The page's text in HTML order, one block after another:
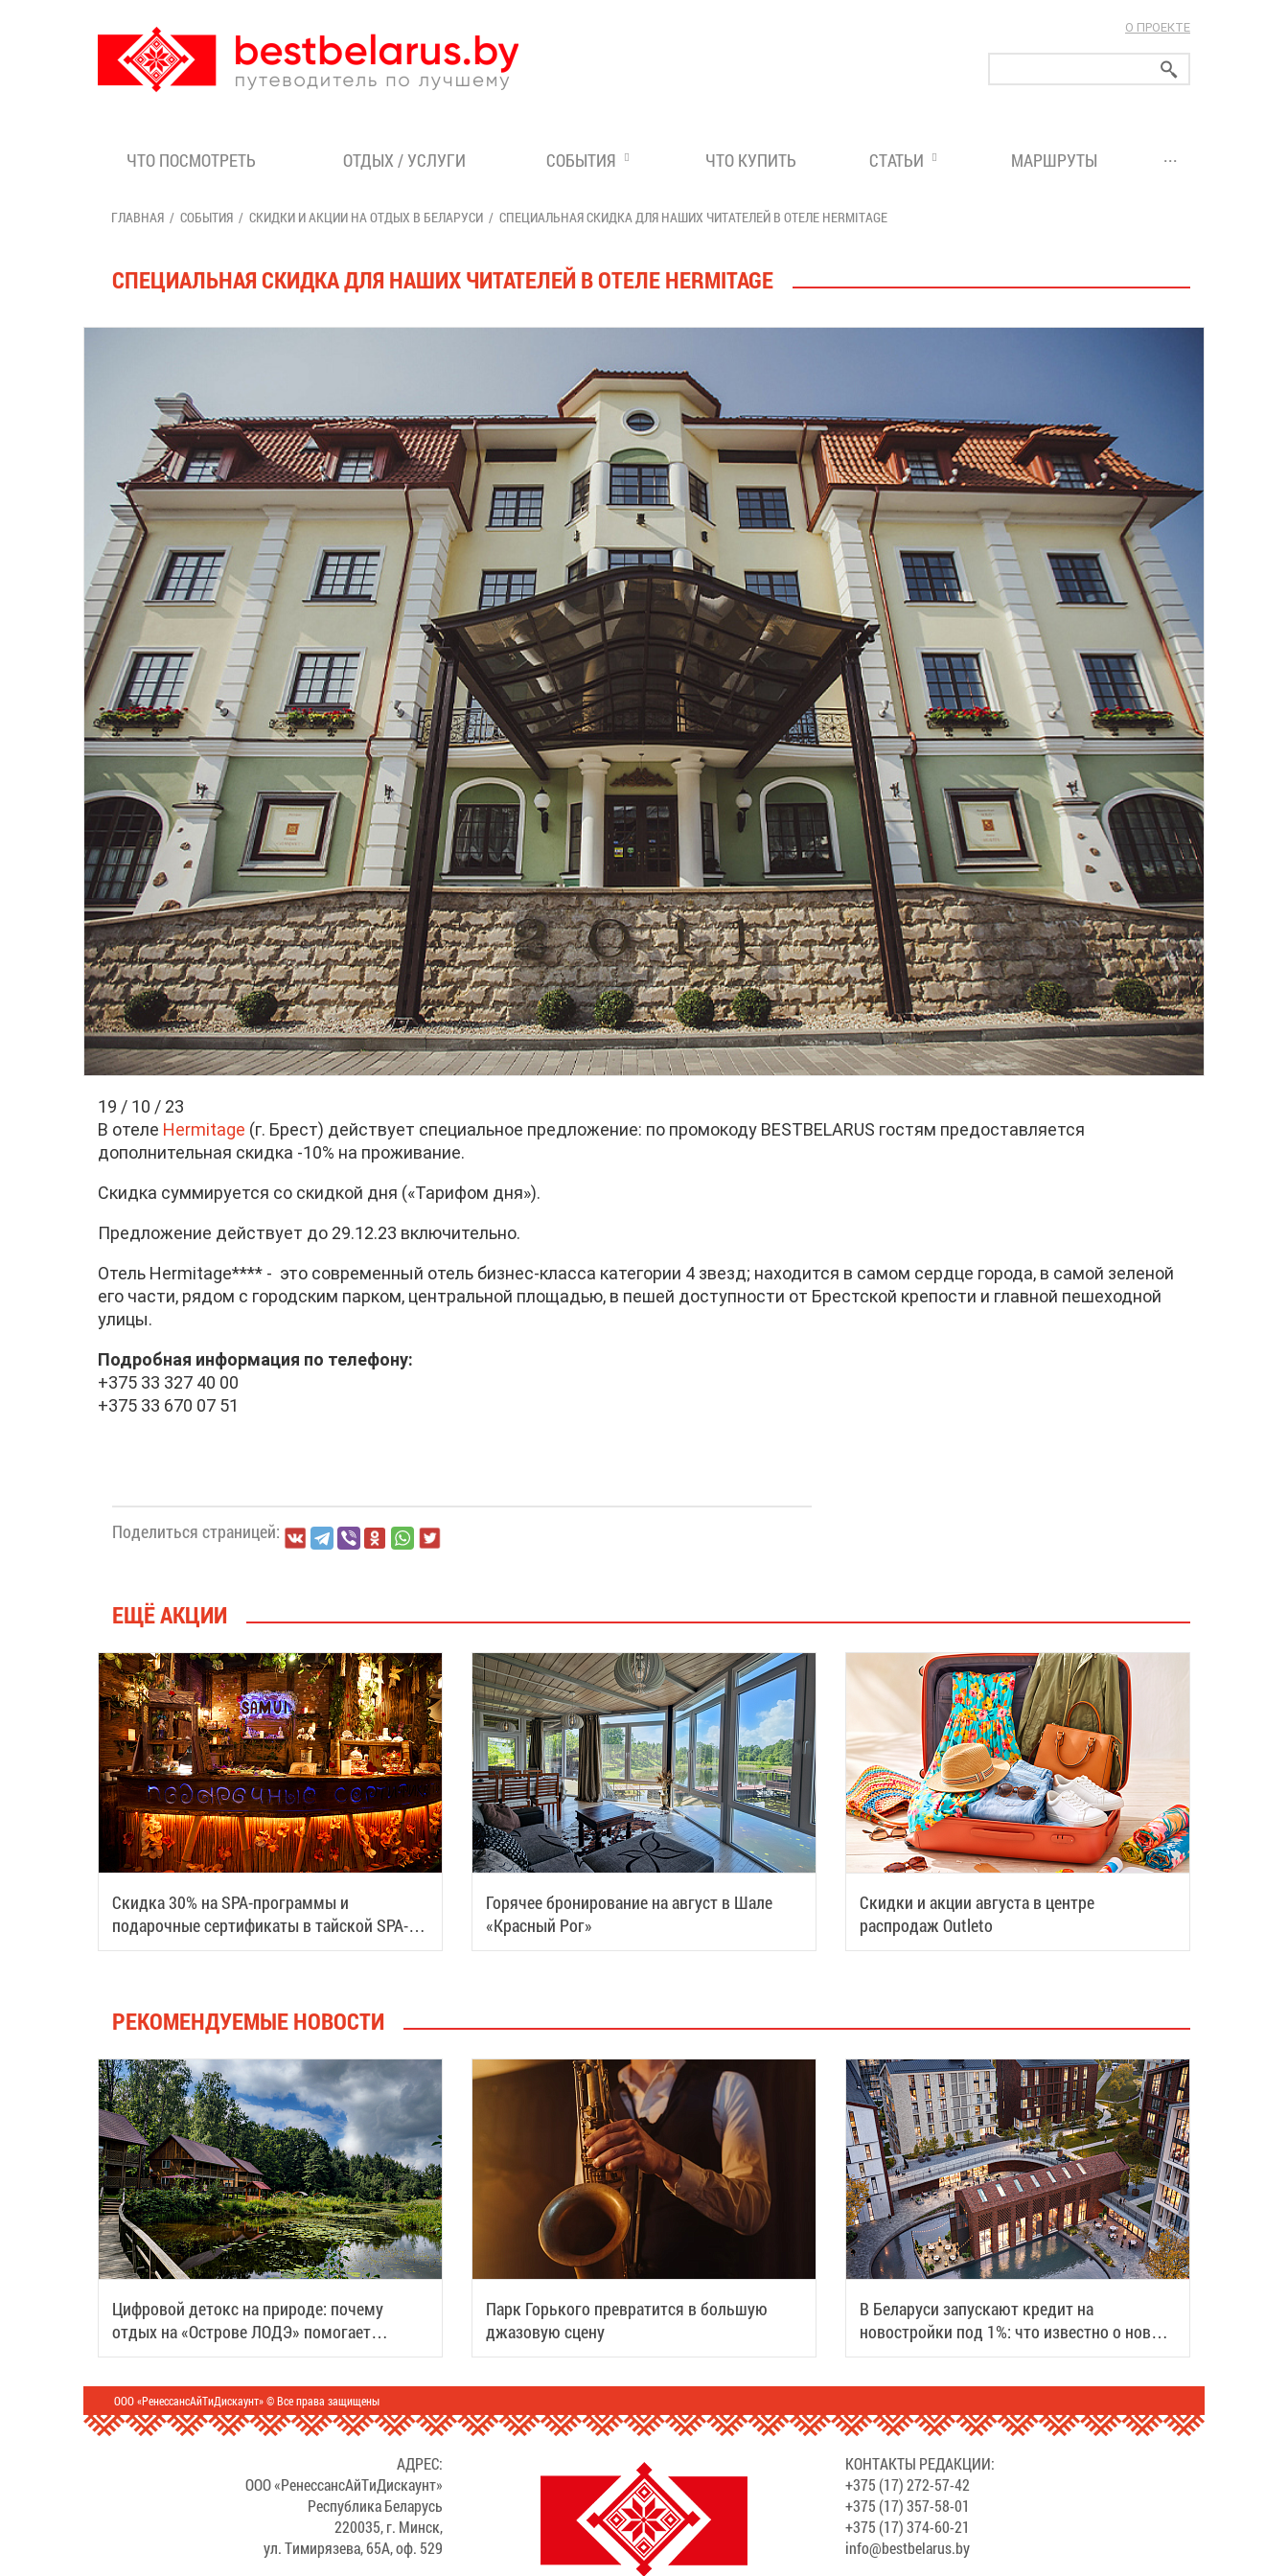
О ПРОЕКТЕ
ЧТО ПОСМОТРЕТЬ ОТДЫХ / УСЛУГИ СОБЫТИЯ ЧТО КУПИТЬ СТАТЬИ МАРШРУТЫ ...
ГЛАВНАЯ СОБЫТИЯ СКИДКИ И АКЦИИ НА ОТДЫХ В БЕЛАРУСИ СПЕЦИАЛЬНАЯ СКИДКА ДЛЯ НАШИХ ЧИТАТЕЛЕЙ В ОТЕЛЕ HERMITAGE
СПЕЦИАЛЬНАЯ СКИДКА ДЛЯ НАШИХ ЧИТАТЕЛЕЙ В ОТЕЛЕ HERMITAGE
19 / 10 / 23
В отеле Hermitage (г. Брест) действует специальное предложение: по промокоду BESTBELARUS гостям предоставляется
дополнительная скидка -10% на проживание.
Скидка суммируется со скидкой дня («Тарифом дня»).
Предложение действует до 29.12.23 включительно.
Отель Hermitage**** - это современный отель бизнес-класса категории 4 звезд; находится в самом сердце города, в самой зеленой
его части, рядом с городским парком, центральной площадью, в пешей доступности от Брестской крепости и главной пешеходной
улицы.
Подробная информация по телефону:
+375 33 327 40 00
+375 33 670 07 51
Поделиться страницей:
ЕЩЁ АКЦИИ
Скидка 30% на SPA-программы и
подарочные сертификаты в тайской SPA-
деревне Samui
Горячее бронирование на август в Шале
«Красный Рог»
Скидки и акции августа в центре
распродаж Outleto
РЕКОМЕНДУЕМЫЕ НОВОСТИ
Цифровой детокс на природе: почему
отдых на «Острове ЛОДЭ» помогает
восстановить силы
Парк Горького превратится в большую
джазовую сцену
В Беларуси запускают кредит на
новостройки под 1%: что известно о новой
программе
ООО «РенессансАйТиДискаунт» © Все права защищены
АДРЕС:
ООО «РенессансАйТиДискаунт»
Республика Беларусь
220035, г. Минск,
ул. Тимирязева, 65А, оф. 529
КОНТАКТЫ РЕДАКЦИИ:
+375 (17) 272-57-42
+375 (17) 357-58-01
+375 (17) 374-60-21
info@bestbelarus.by